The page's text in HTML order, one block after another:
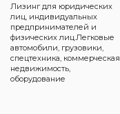
Лизинг для юридических
лиц, индивидуальных
предпринимателей и
физических лиц.Легковые
автомобили, грузовики,
спецтехника, коммерческая
недвижимость,
оборудование